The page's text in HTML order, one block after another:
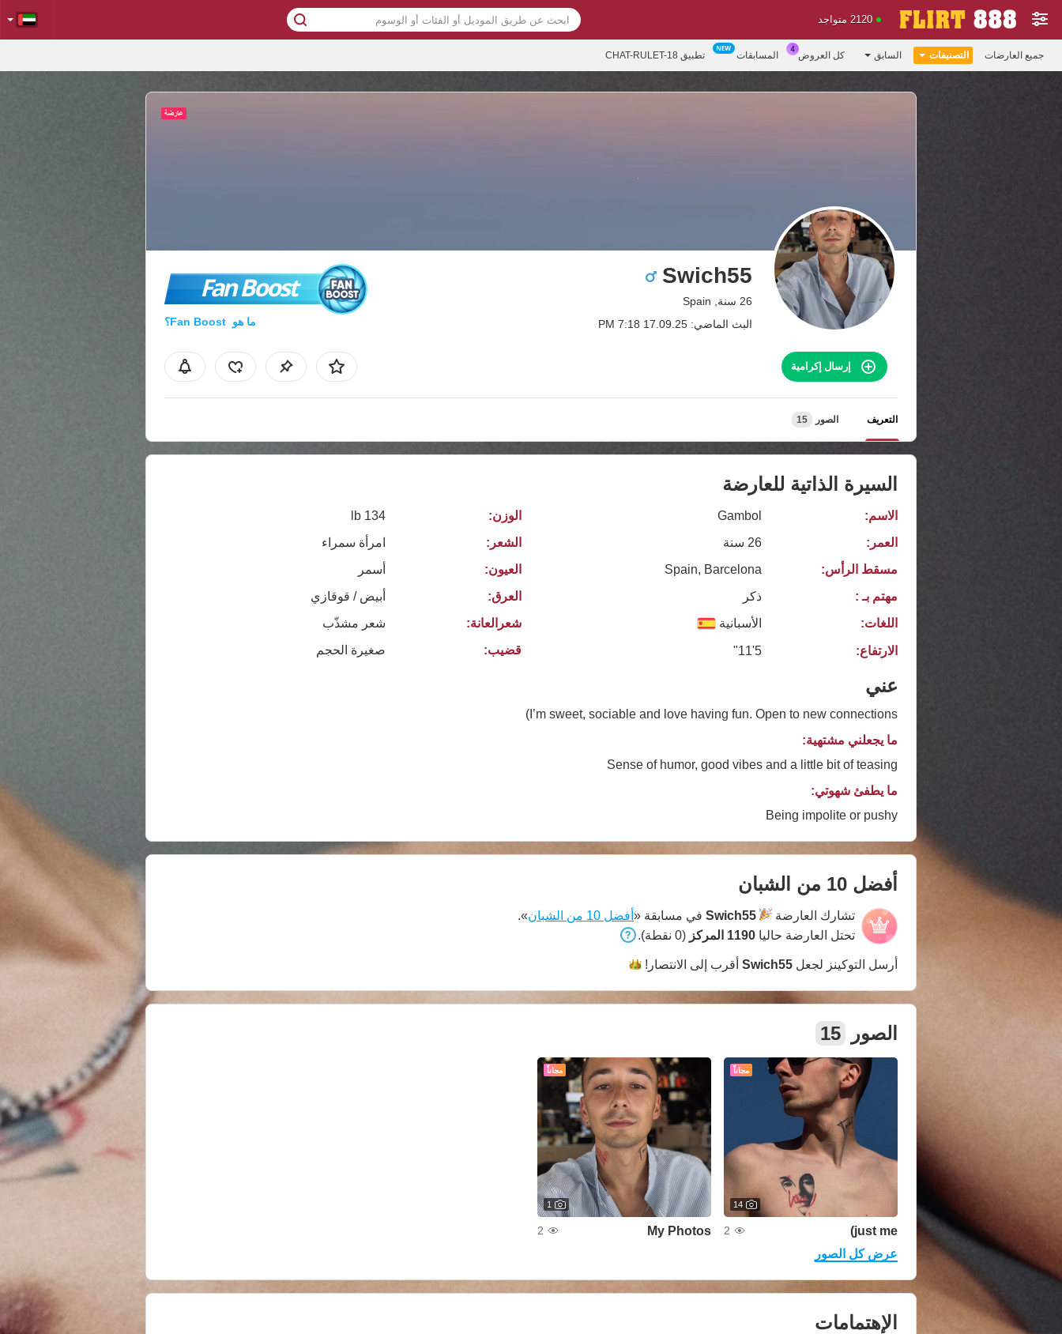
2120 متواجد
جميع العارضات التصنيفات السابق كل العروض المسابقات تطبيق CHAT-RULET-18
Swich55
26 سنة, Spain
البث الماضي: 17.09.25 7:18 PM
Fan Boost
ما هو Fan Boost؟
إرسال إكرامية
التعريف الصور 15
السيرة الذاتية للعارضة
الاسم:
Gambol
العمر:
26 سنة
مسقط الرأس:
Spain, Barcelona
مهتم بـ :
ذكر
اللغات:
الأسبانية
الارتفاع: 5'11"
الوزن:
134 lb
الشعر:
امرأة سمراء
العيون:
أسمر
العرق:
أبيض / قوقازي
شعرالعانة:
شعر مشذّب
قضيب:
صغيرة الحجم
عني
I’m sweet, sociable and love having fun. Open to new connections)
ما يجعلني مشتهية:
Sense of humor, good vibes and a little bit of teasing
ما يطفئ شهوتي:
Being impolite or pushy
أفضل 10 من الشبان
تشارك العارضة Swich55 في مسابقة « أفضل 10 من الشبان
».
تحتل العارضة حاليا 1190 المركز (0 نقطة).
أرسل التوكينز لجعل Swich55 أقرب إلى الانتصار!
الصور 15
مجاناً
14
just me)
2
مجاناً
1
My Photos
2
عرض كل الصور
الإهتمامات